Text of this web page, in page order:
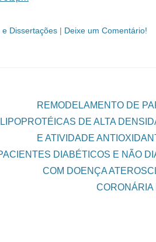
e Dissertações | Deixe um Comentário!
REMODELAMENTO DE
LIPOPROTÉICAS DE ALTA
E ATIVIDADE
DIABÉTICOS E NÃO
COM DOENÇA
CORONÁRIA